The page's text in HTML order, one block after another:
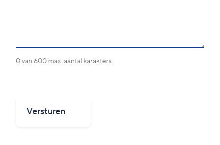
0 van 600 max. aantal karakters